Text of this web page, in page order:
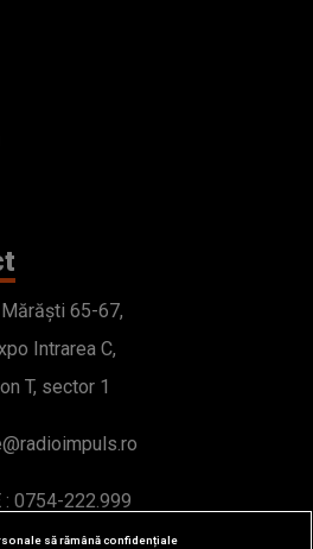
Mărăști 65-67,
Intrarea C,
T, sector 1
: 0754-222.999
0754-222.999
să rămână confidențiale